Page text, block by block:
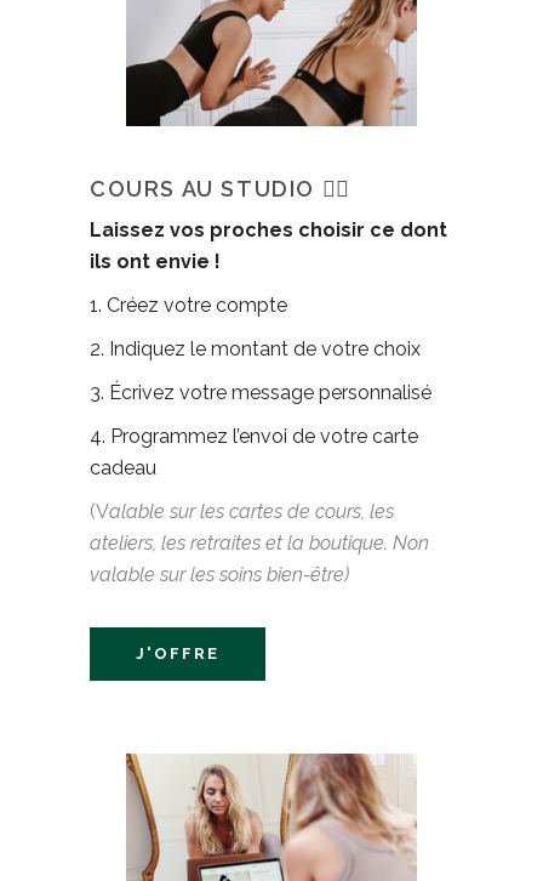
COURS AU STUDIO 🧘‍♀️
Laissez vos proches choisir ce dont
ils ont envie !
1. Créez votre compte
2. Indiquez le montant de votre choix
3. Écrivez votre message personnalisé
4. Programmez l’envoi de votre carte
cadeau
(Valable sur les cartes de cours, les
ateliers, les retraites et la boutique. Non
valable sur les soins bien-être)
J'OFFRE